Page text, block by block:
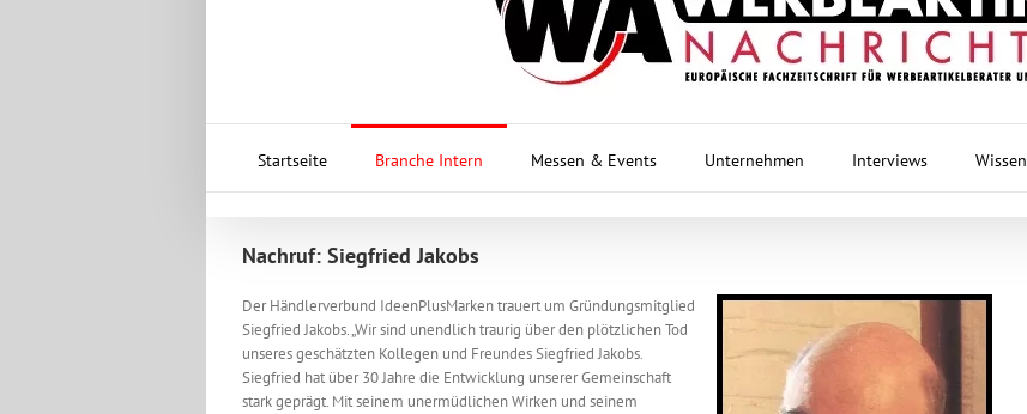
Startseite Branche Intern Messen & Events Unternehmen Interviews Wissen
Nachruf: Siegfried Jakobs
Der Händlerverbund IdeenPlusMarken trauert um Gründungsmitglied
Siegfried Jakobs. „Wir sind unendlich traurig über den plötzlichen Tod
unseres geschätzten Kollegen und Freundes Siegfried Jakobs.
Siegfried hat über 30 Jahre die Entwicklung unserer Gemeinschaft
stark geprägt. Mit seinem unermüdlichen Wirken und seinem